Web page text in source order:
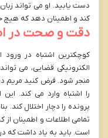
دست یابید. او می تواند
کند و اطمینان دهد که هیچ
دقت و صحت در
کوچکترین اشتباه در ورود
الکترونیکی قضایی، می
منجر شود. فرض کنید مریم
را اشتباه وارد می کند.
پرونده را دچار اختلال کند.
تمامی اطلاعات و اطمینان از
است. باید به یاد داشت که